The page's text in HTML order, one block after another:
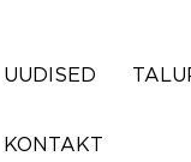
UUDISED
KONTAKT